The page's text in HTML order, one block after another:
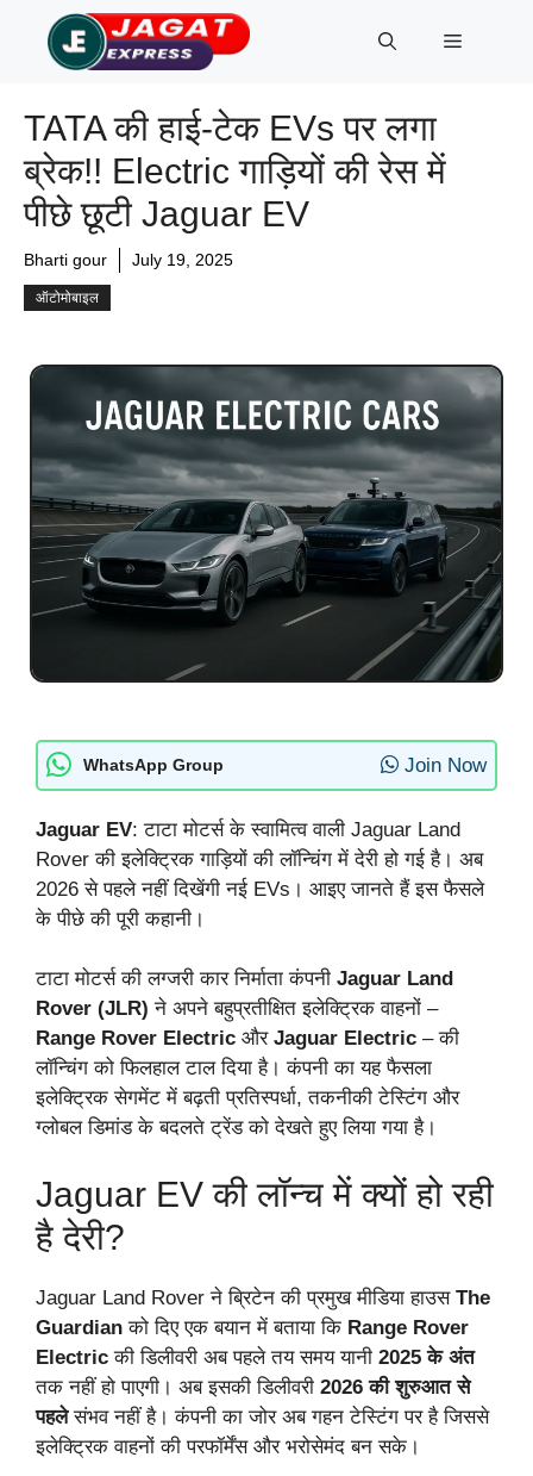
content
Menu
TATA की हाई-टेक EVs पर लगा
ब्रेक!! Electric गाड़ियों की रेस में
पीछे छूटी Jaguar EV
Bharti gour July 19, 2025
ऑटोमोबाइल
WhatsApp Group Join Now
Jaguar EV: टाटा मोटर्स के स्वामित्व वाली Jaguar Land
Rover की इलेक्ट्रिक गाड़ियों की लॉन्चिंग में देरी हो गई है। अब
2026 से पहले नहीं दिखेंगी नई EVs। आइए जानते हैं इस फैसले
के पीछे की पूरी कहानी।
टाटा मोटर्स की लग्जरी कार निर्माता कंपनी Jaguar Land
Rover (JLR) ने अपने बहुप्रतीक्षित इलेक्ट्रिक वाहनों –
Range Rover Electric और Jaguar Electric – की
लॉन्चिंग को फिलहाल टाल दिया है। कंपनी का यह फैसला
इलेक्ट्रिक सेगमेंट में बढ़ती प्रतिस्पर्धा, तकनीकी टेस्टिंग और
ग्लोबल डिमांड के बदलते ट्रेंड को देखते हुए लिया गया है।
Jaguar EV की लॉन्च में क्यों हो रही
है देरी?
Jaguar Land Rover ने ब्रिटेन की प्रमुख मीडिया हाउस The
Guardian को दिए एक बयान में बताया कि Range Rover
Electric की डिलीवरी अब पहले तय समय यानी 2025 के अंत
तक नहीं हो पाएगी। अब इसकी डिलीवरी 2026 की शुरुआत से
पहलेसंभव नहीं है। कंपनी का जोर अब गहन टेस्टिंग पर है जिससे
इलेक्ट्रिक वाहनों की परफॉर्मेंस और भरोसेमंद बन सके।